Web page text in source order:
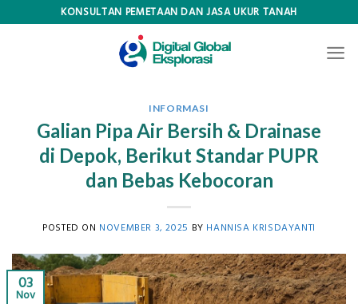
KONSULTAN PEMETAAN DAN JASA UKUR TANAH
INFORMASI
Galian Pipa Air Bersih & Drainase
di Depok, Berikut Standar PUPR
dan Bebas Kebocoran
POSTED ON NOVEMBER 3, 2025 BY HANNISA KRISDAYANTI
03
Nov